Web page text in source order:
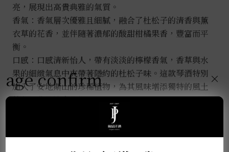
亮，展現出高貴典雅的氣質。
香氣：香氣層次優雅且細膩，融合了杜松子的清香與薰
衣草的花香，並伴隨著濃郁的酸甜柑橘果香，豐富而平
衡。
口感：口感清新怡人，帶有淡淡的檸檬香氣，香草與水
果的細緻氣息中夾帶著隱約的杜松子味。這款琴酒特別
加入了安地斯山的珍稀植物，為其風味增添獨特的風土
特色，非常適合作為 Dry Martini、Gin Tonic 和
食物搭配：安地斯琴酒與熟成起司、紅肉、鴨肉等風味
豐富的食材相得益彰，也能與多種以精緻香料調味的菜
age confirm ×